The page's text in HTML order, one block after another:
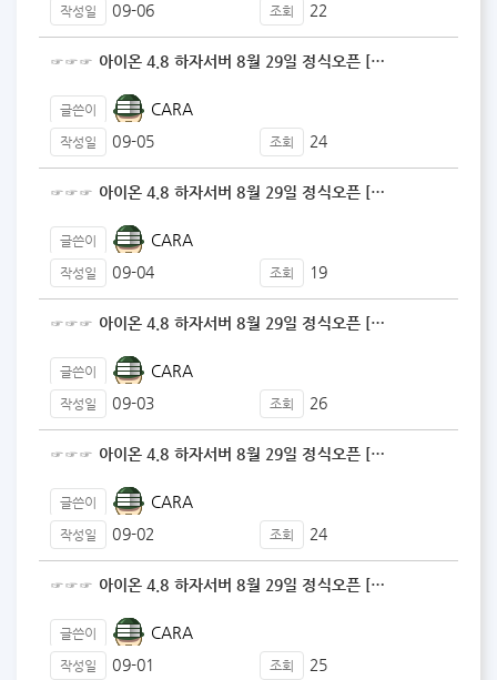
작성일 09-06 조회 22
☞☞☞ 아이온 4.8 하자서버 8월 29일 정식오픈 […
글쓴이 CARA
작성일 09-05 조회 24
☞☞☞ 아이온 4.8 하자서버 8월 29일 정식오픈 […
글쓴이 CARA
작성일 09-04 조회 19
☞☞☞ 아이온 4.8 하자서버 8월 29일 정식오픈 […
글쓴이 CARA
작성일 09-03 조회 26
☞☞☞ 아이온 4.8 하자서버 8월 29일 정식오픈 […
글쓴이 CARA
작성일 09-02 조회 24
☞☞☞ 아이온 4.8 하자서버 8월 29일 정식오픈 […
글쓴이 CARA
작성일 09-01 조회 25